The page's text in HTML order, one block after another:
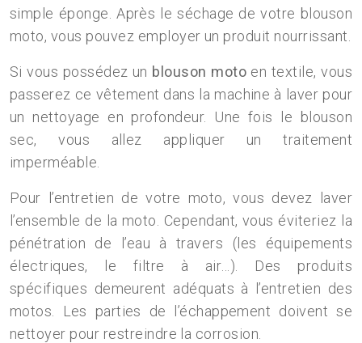
simple éponge. Après le séchage de votre blouson
moto, vous pouvez employer un produit nourrissant.
Si vous possédez un blouson moto en textile, vous
passerez ce vêtement dans la machine à laver pour
un nettoyage en profondeur. Une fois le blouson
sec, vous allez appliquer un traitement
imperméable.
Pour l’entretien de votre moto, vous devez laver
l’ensemble de la moto. Cependant, vous éviteriez la
pénétration de l’eau à travers (les équipements
électriques, le filtre à air…). Des produits
spécifiques demeurent adéquats à l’entretien des
motos. Les parties de l’échappement doivent se
nettoyer pour restreindre la corrosion.